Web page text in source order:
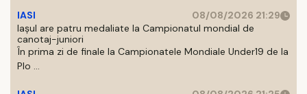
IASI
08/08/2026 21:29
Iaşul are patru medaliate la Campionatul mondial de
canotaj-juniori
În prima zi de finale la Campionatele Mondiale Under19 de la
Plo ...